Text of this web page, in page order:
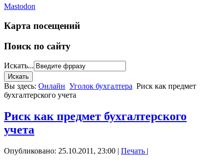
Mastodon
Карта посещений
Поиск по сайту
Искать...
Вы здесь: Онлайн Уголок бухгалтера Риск как предмет
бухгалтерского учета
Риск как предмет бухгалтерского
учета
Опубликовано: 25.10.2011, 23:00 | Печать |